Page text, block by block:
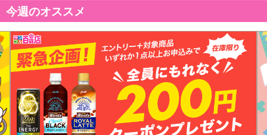
発送日カレンダー
今週のオススメ